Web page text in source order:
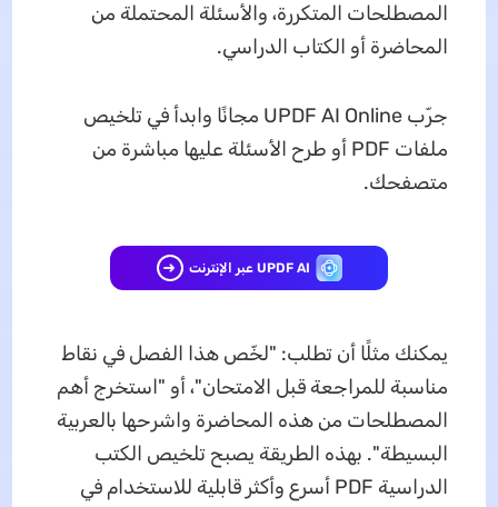
المصطلحات المتكررة، والأسئلة المحتملة من
المحاضرة أو الكتاب الدراسي.
جرّب UPDF AI Online مجانًا وابدأ في تلخيص
ملفات PDF أو طرح الأسئلة عليها مباشرة من
متصفحك.
UPDF AI عبر الإنترنت
يمكنك مثلًا أن تطلب: "لخّص هذا الفصل في نقاط
مناسبة للمراجعة قبل الامتحان"، أو "استخرج أهم
المصطلحات من هذه المحاضرة واشرحها بالعربية
البسيطة". بهذه الطريقة يصبح تلخيص الكتب
الدراسية PDF أسرع وأكثر قابلية للاستخدام في